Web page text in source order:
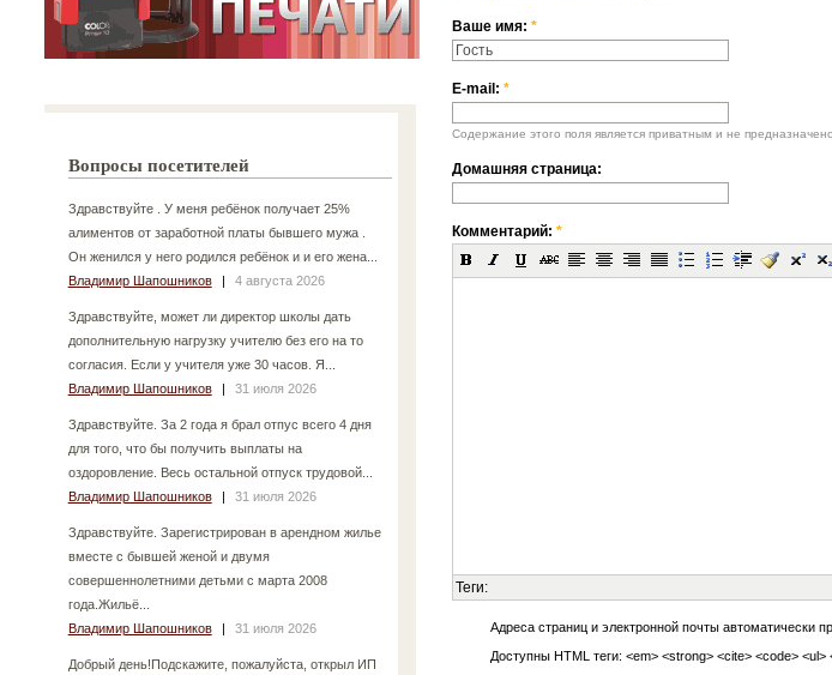
Вопросы посетителей
Здравствуйте . У меня ребёнок получает 25%
алиментов от заработной платы бывшего мужа .
Он женился у него родился ребёнок и и его жена...
Владимир Шапошников
| 4 августа 2026
Здравствуйте, может ли директор школы дать
дополнительную нагрузку учителю без его на то
согласия. Если у учителя уже 30 часов. Я...
Владимир Шапошников
| 31 июля 2026
Здравствуйте. За 2 года я брал отпус всего 4 дня
для того, что бы получить выплаты на
оздоровление. Весь остальной отпуск трудовой...
Владимир Шапошников
| 31 июля 2026
Здравствуйте. Зарегистрирован в арендном жилье
вместе с бывшей женой и двумя
совершеннолетними детьми с марта 2008
года.Жильё...
Владимир Шапошников
| 31 июля 2026
Добрый день!Подскажите, пожалуйста, открыл ИП
Ваше имя: *
E-mail: *
Содержание этого поля является приватным и не предназначено
Домашняя страница:
Комментарий: *
Теги:
Адреса страниц и электронной почты автоматически
Доступны HTML теги: <em> <strong> <cite> <code> <ul>